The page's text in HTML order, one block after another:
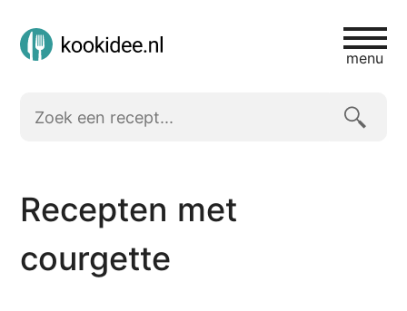
menu
Recepten met
courgette